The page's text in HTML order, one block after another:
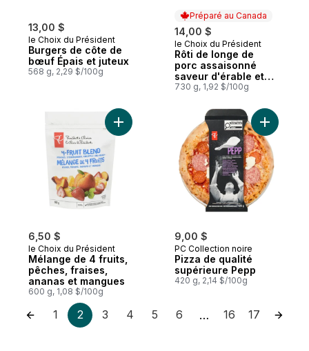
13,00 $
le Choix du Président
Burgers de côte de
bœuf Épais et juteux
568 g, 2,29 $/100g
Préparé au Canada
14,00 $
Préparé au Canada
le Choix du Président
Rôti de longe de
porc assaisonné
saveur d'érable et
de pomme
730 g, 1,92 $/100g
6,50 $
le Choix du Président
Mélange de 4 fruits,
pêches, fraises,
ananas et mangues
600 g, 1,08 $/100g
Ajouter Mélange de 4 fruits, pêches,
9,00 $
PC Collection noire
Pizza de qualité
supérieure Pepp
420 g, 2,14 $/100g
Ajouter
1 2 3 4 5 6 … 16 17